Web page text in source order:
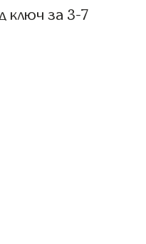
ключ за 3-7